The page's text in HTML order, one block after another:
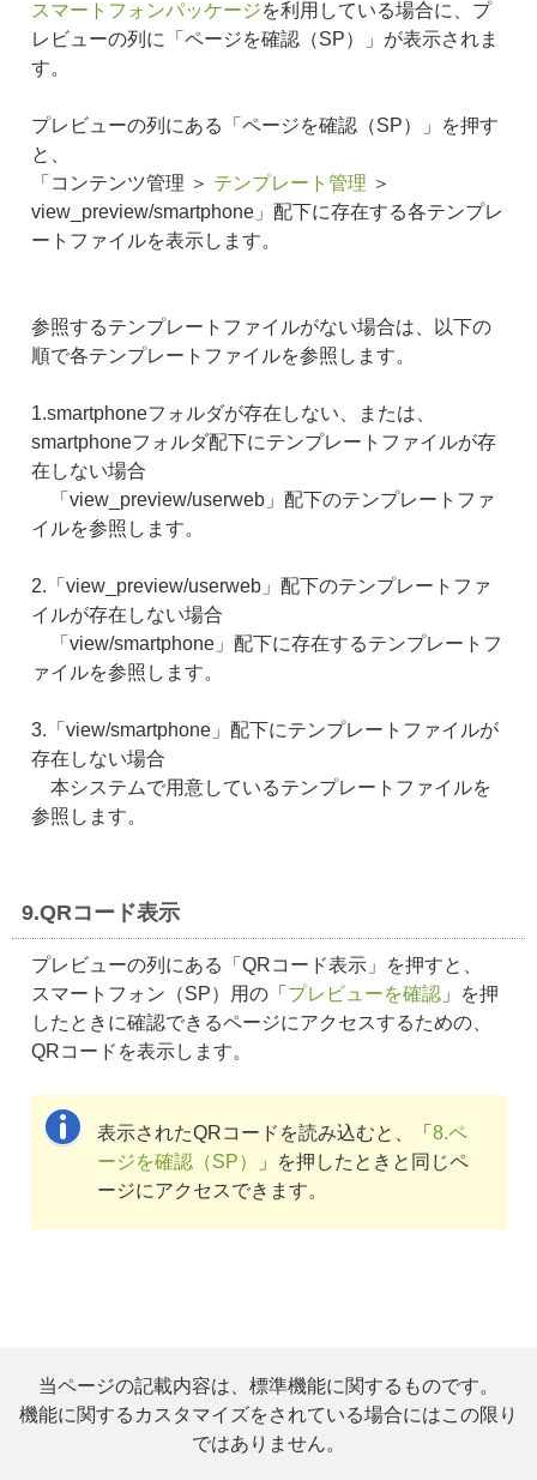
スマートフォンパッケージを利用している場合に、プ
レビューの列に「ページを確認（SP）」が表示されま
す。
プレビューの列にある「ページを確認（SP）」を押す
と、
「コンテンツ管理 ＞ テンプレート管理 ＞
view_preview/smartphone」配下に存在する各テンプレ
ートファイルを表示します。
参照するテンプレートファイルがない場合は、以下の
順で各テンプレートファイルを参照します。
1.smartphoneフォルダが存在しない、または、
smartphoneフォルダ配下にテンプレートファイルが存
在しない場合
「view_preview/userweb」配下のテンプレートファ
イルを参照します。
2.「view_preview/userweb」配下のテンプレートファ
イルが存在しない場合
「view/smartphone」配下に存在するテンプレートフ
ァイルを参照します。
3.「view/smartphone」配下にテンプレートファイルが
存在しない場合
本システムで用意しているテンプレートファイルを
参照します。
9.QRコード表示
プレビューの列にある「QRコード表示」を押すと、
スマートフォン（SP）用の「 プレビューを確認 」を押
したときに確認できるページにアクセスするための、
QRコードを表示します。
表示されたQRコードを読み込むと、「 8.ペ
ージを確認（SP）
」を押したときと同じペ
ージにアクセスできます。
当ページの記載内容は、標準機能に関するものです。
機能に関するカスタマイズをされている場合にはこの限り
ではありません。